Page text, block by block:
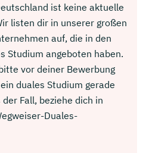
ist keine aktuelle
listen dir in unserer großen
auf, die in den
Studium angeboten haben.
vor deiner Bewerbung
duales Studium gerade
Fall, beziehe dich in
Duales-